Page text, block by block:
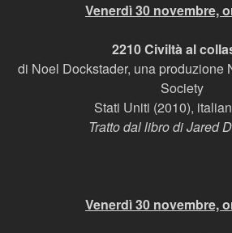
Venerdì 30 novembre,
2210 Civiltà al
di Noel Dockstader, una produzione
Society
Stati Uniti (2010),
Tratto dal libro di Jared
Venerdì 30 novembre,